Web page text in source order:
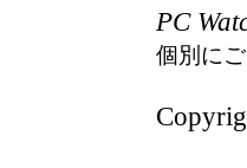
PC
個別に